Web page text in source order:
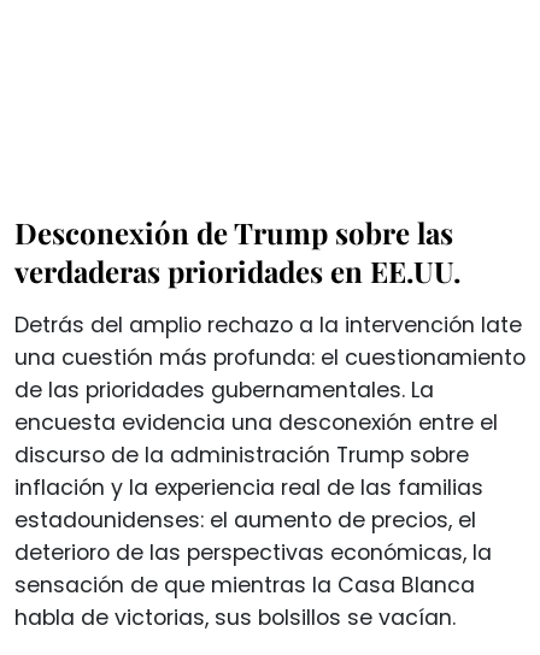
Desconexión de Trump sobre las
verdaderas prioridades en EE.UU.
Detrás del amplio rechazo a la intervención late
una cuestión más profunda: el cuestionamiento
de las prioridades gubernamentales. La
encuesta evidencia una desconexión entre el
discurso de la administración Trump sobre
inflación y la experiencia real de las familias
estadounidenses: el aumento de precios, el
deterioro de las perspectivas económicas, la
sensación de que mientras la Casa Blanca
habla de victorias, sus bolsillos se vacían.